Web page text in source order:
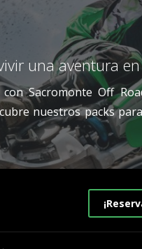
una aventura
Sacromonte Off
nuestros packs